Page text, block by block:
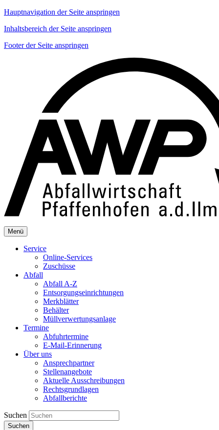
Hauptnavigation der Seite anspringen
Inhaltsbereich der Seite anspringen
Footer der Seite anspringen
Menü
Service
Online-Services
Zuschüsse
Abfall
Abfall A-Z
Entsorgungseinrichtungen
Merkblätter
Behälter
Müllverwertungsanlage
Termine
Abfuhrtermine
E-Mail-Erinnerung
Über uns
Ansprechpartner
Stellenangebote
Aktuelle Ausschreibungen
Rechtsgrundlagen
Abfallberichte
Suchen
Suchen